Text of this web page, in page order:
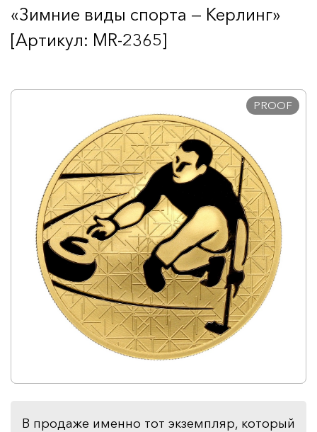
«Зимние виды спорта — Керлинг»
[Артикул: MR-2365]
PROOF
В продаже именно тот экземпляр, который